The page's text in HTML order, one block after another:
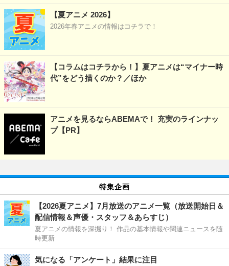
【夏アニメ 2026】
2026年春アニメの情報はコチラで！
【コラムはコチラから！】夏アニメは“マイナー時
代”をどう描くのか？／ほか
アニメを見るならABEMAで！ 充実のラインナッ
プ【PR】
特集企画
【2026夏アニメ】7月放送のアニメ一覧（放送開始日＆
配信情報＆声優・スタッフ＆あらすじ）
夏アニメの情報を深掘り！ 作品の基本情報や関連ニュースを随
時更新
気になる「アンケート」結果に注目